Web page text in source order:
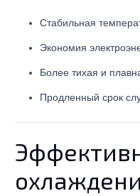
Стабильная
Экономия
Более тихая и
Продленный срок